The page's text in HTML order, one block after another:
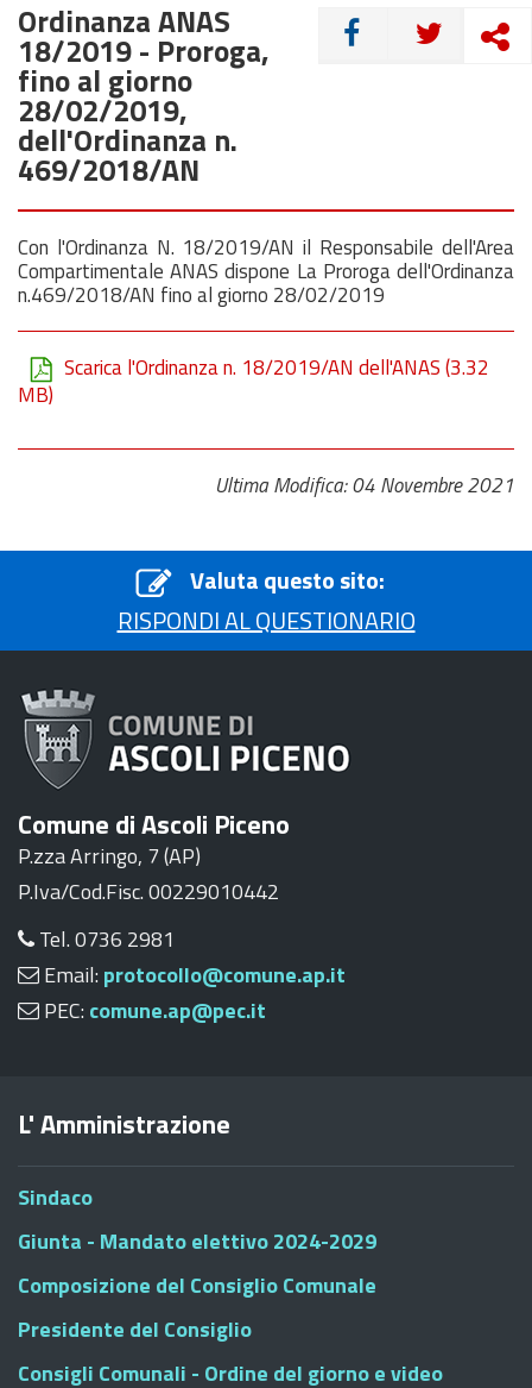
CONDIVIDI
Ordinanza ANAS
18/2019 - Proroga,
fino al giorno
28/02/2019,
dell'Ordinanza n.
469/2018/AN
Con l'Ordinanza N. 18/2019/AN il Responsabile dell'Area
Compartimentale ANAS dispone La Proroga dell'Ordinanza
n.469/2018/AN fino al giorno 28/02/2019
Scarica l'Ordinanza n. 18/2019/AN dell'ANAS(3.32
MB)
Ultima Modifica: 04 Novembre 2021
Valuta questo sito:
RISPONDI AL QUESTIONARIO
Comune di Ascoli Piceno
P.zza Arringo, 7 (AP)
P.Iva/Cod.Fisc. 00229010442
Tel. 0736 2981
Email: protocollo@comune.ap.it
PEC: comune.ap@pec.it
L' Amministrazione
Sindaco
Giunta - Mandato elettivo 2024-2029
Composizione del Consiglio Comunale
Presidente del Consiglio
Consigli Comunali - Ordine del giorno e video